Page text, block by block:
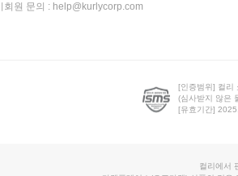
회원 문의 : help@kurlycorp.com
[인증범위] 컬리
(심사받지 않은
[유효기간]
컬리에서